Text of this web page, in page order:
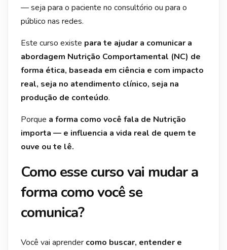
— seja para o paciente no consultório ou para o
público nas redes.
Este curso existe para te ajudar a comunicar a
abordagem Nutrição Comportamental (NC) de
forma ética, baseada em ciência e com impacto
real, seja no atendimento clínico, seja na
produção de conteúdo.
Porque a forma como você fala de Nutrição
importa — e influencia a vida real de quem te
ouve ou te lê.
Como esse curso vai mudar a
forma como você se
comunica?
Você vai aprender como buscar, entender e